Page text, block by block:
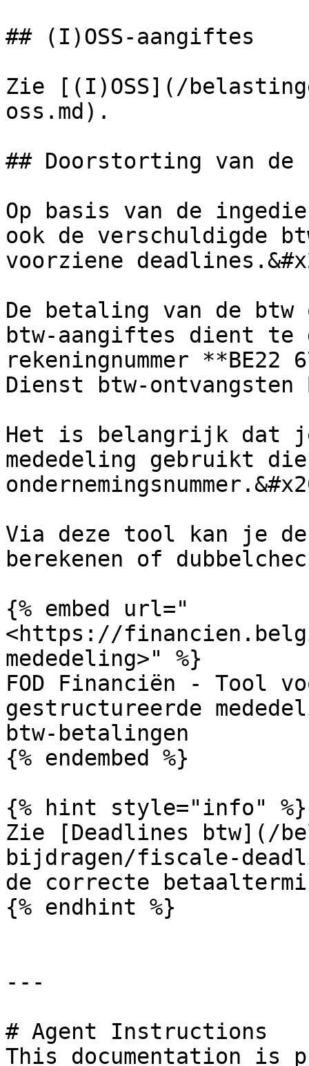
## (I)OSS-aangiftes
Zie [(I)OSS](/
oss.md).
## Doorstorting van de
Op basis van de
ook de verschuldigde
voorziene
De betaling van de
btw-aangiftes dient te
rekeningnummer **BE22
Dienst btw-ontvangsten
Het is belangrijk dat
mededeling gebruikt
Via deze tool kan je de
berekenen of
{% embed url="
<https://
mededeling>" %}
FOD Financiën - Tool
gestructureerde
btw-betalingen
{% endembed %}
{% hint style="info" %}
Zie [Deadlines btw](/
bijdragen/fiscale-
de correcte
{% endhint %}
---
# Agent Instructions
This documentation is